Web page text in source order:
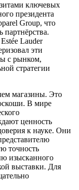
ключевых
президента
Group, что
партнёрства.
Lauder
эти
с рынком,
стратегии
магазины. Это
В мире
ценность
к науке. Они
точность
изысканного
выставки. Для